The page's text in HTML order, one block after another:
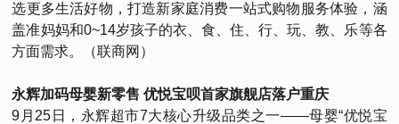
选更多生活好物，打造新家庭消费一站式购物服务体验，涵
盖准妈妈和0~14岁孩子的衣、食、住、行、玩、教、乐等各
方面需求。（联商网）
永辉加码母婴新零售 优悦宝呗首家旗舰店落户重庆
9月25日，永辉超市7大核心升级品类之一——母婴“优悦宝